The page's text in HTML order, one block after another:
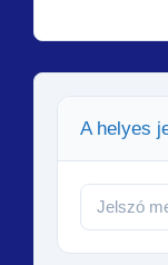
A helyes